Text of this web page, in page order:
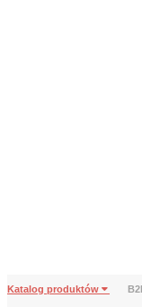
Katalog produktów